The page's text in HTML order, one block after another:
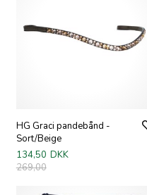
HG Graci pandebånd -
Sort/Beige
134,50 DKK
269,00